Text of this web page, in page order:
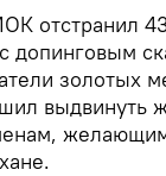
отстранил
допинговым
золотых
выдвинуть